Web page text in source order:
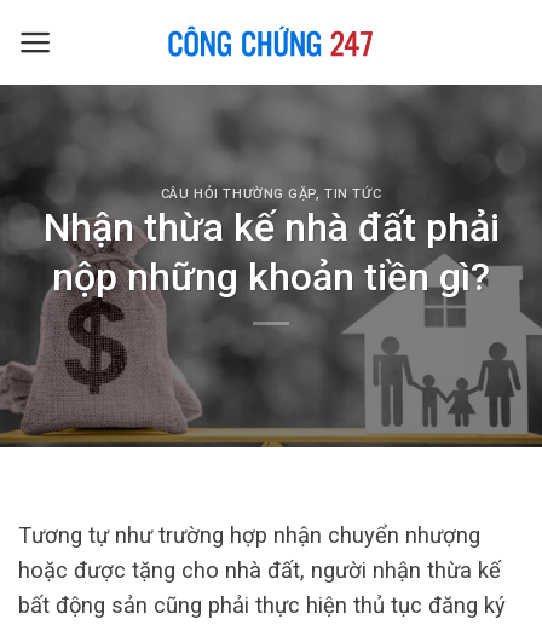
CÂU HỎI THƯỜNG GẶP,TIN TỨC
Nhận thừa kế nhà đất phải
nộp những khoản tiền gì?
Tương tự như trường hợp nhận chuyển nhượng
hoặc được tặng cho nhà đất, người nhận thừa kế
bất động sản cũng phải thực hiện thủ tục đăng ký